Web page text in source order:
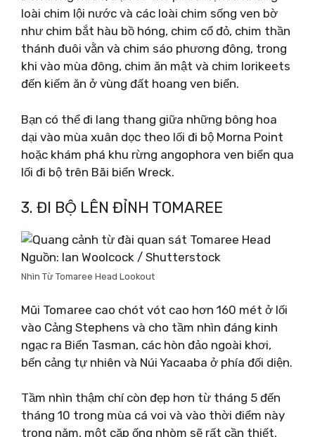
loài chim lội nước và các loài chim sống ven bờ
như chim bắt hàu bồ hóng, chim cổ đỏ, chim thần
thánh đuôi vằn và chim sáo phương đông, trong
khi vào mùa đông, chim ăn mật và chim lorikeets
đến kiếm ăn ở vùng đất hoang ven biển.
Bạn có thể đi lang thang giữa những bông hoa
dại vào mùa xuân dọc theo lối đi bộ Morna Point
hoặc khám phá khu rừng angophora ven biển qua
lối đi bộ trên Bãi biển Wreck.
3. ĐI BỘ LÊN ĐỈNH TOMAREE
Nguồn: Ian Woolcock / Shutterstock
Nhìn Từ Tomaree Head Lookout
Mũi Tomaree cao chót vót cao hơn 160 mét ở lối
vào Cảng Stephens và cho tầm nhìn đáng kinh
ngạc ra Biển Tasman, các hòn đảo ngoài khơi,
bến cảng tự nhiên và Núi Yacaaba ở phía đối diện.
Tầm nhìn thậm chí còn đẹp hơn từ tháng 5 đến
tháng 10 trong mùa cá voi và vào thời điểm này
trong năm, một cặp ống nhòm sẽ rất cần thiết.